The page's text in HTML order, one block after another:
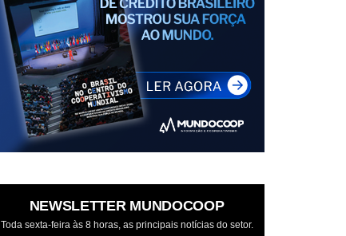
NEWSLETTER MUNDOCOOP
Toda sexta-feira às 8 horas, as principais notícias do setor.